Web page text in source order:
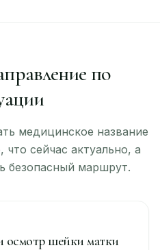
по
медицинское название
что сейчас актуально, а
безопасный маршрут.
осмотр шейки матки